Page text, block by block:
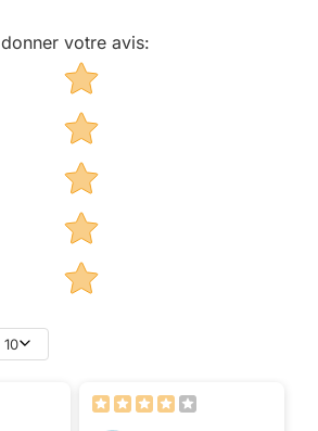
donner votre avis:
Star rating
10